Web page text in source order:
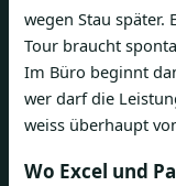
wegen Stau später.
Tour braucht
Im Büro beginnt
wer darf die
weiss überhaupt
Wo Excel und